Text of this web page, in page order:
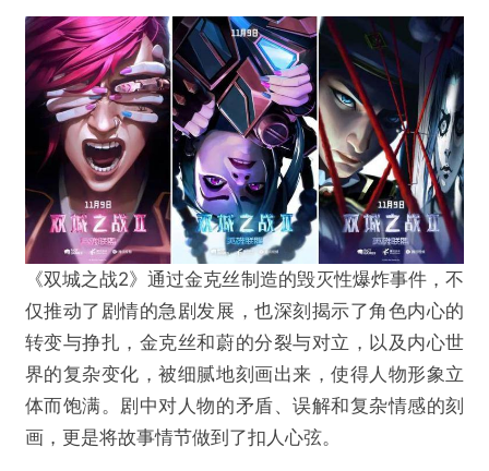
《双城之战2》通过金克丝制造的毁灭性爆炸事件，不
仅推动了剧情的急剧发展，也深刻揭示了角色内心的
转变与挣扎，金克丝和蔚的分裂与对立，以及内心世
界的复杂变化，被细腻地刻画出来，使得人物形象立
体而饱满。剧中对人物的矛盾、误解和复杂情感的刻
画，更是将故事情节做到了扣人心弦。